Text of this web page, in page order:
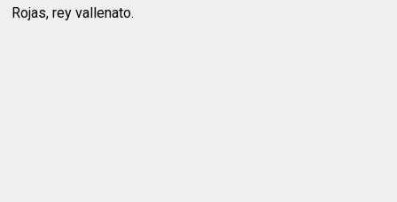
Rojas, rey vallenato.